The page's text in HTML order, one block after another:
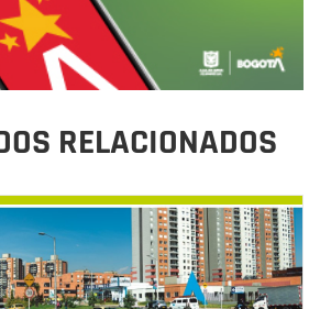
RELACIONADOS